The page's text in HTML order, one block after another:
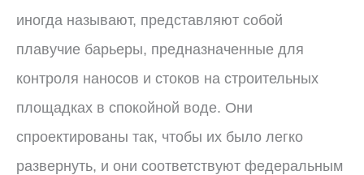
иногда называют, представляют собой
плавучие барьеры, предназначенные для
контроля наносов и стоков на строительных
площадках в спокойной воде. Они
спроектированы так, чтобы их было легко
развернуть, и они соответствуют федеральным